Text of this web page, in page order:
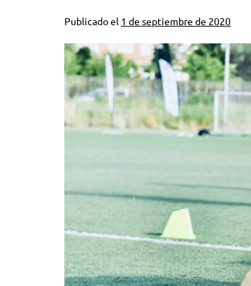
Publicado el 1 de septiembre de 2020